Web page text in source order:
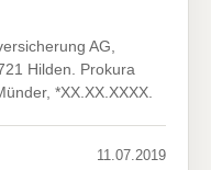
AG,
Hilden. Prokura
*XX.XX.XXXX.
11.07.2019